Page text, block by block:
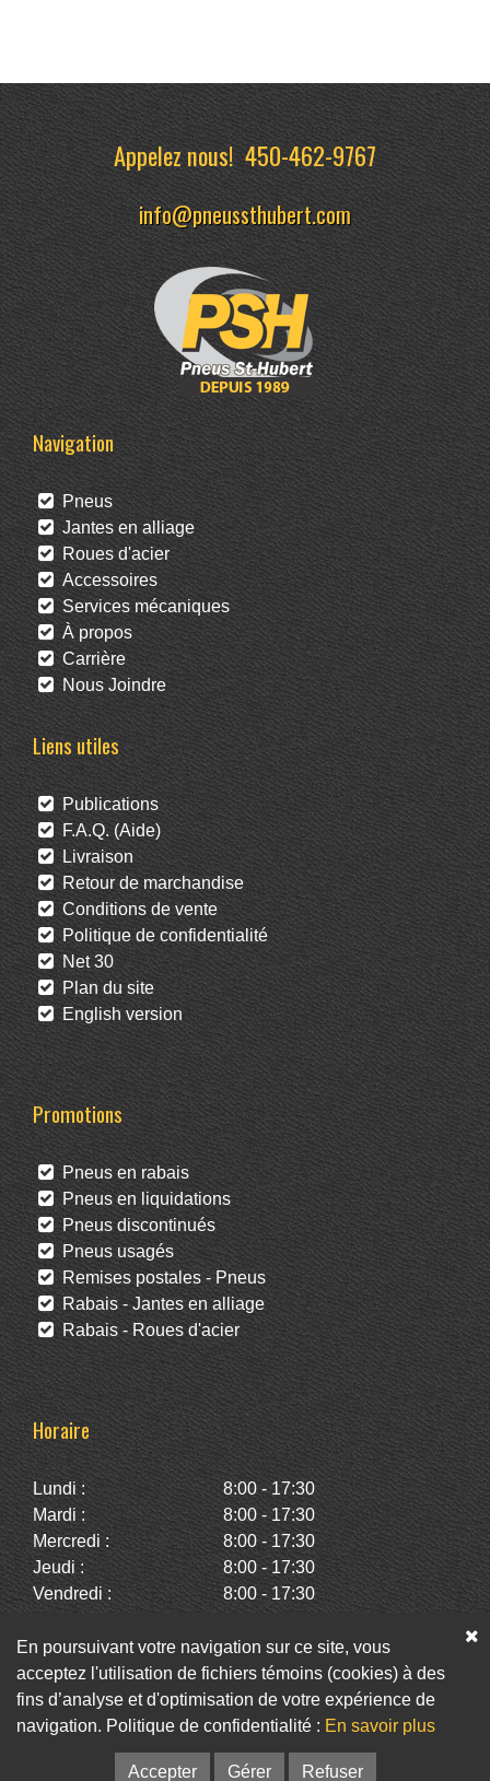
Appelez nous!450-462-9767
info@pneussthubert.com
Navigation
Pneus
Jantes en alliage
Roues d'acier
Accessoires
Services mécaniques
À propos
Carrière
Nous Joindre
Liens utiles
Publications
F.A.Q. (Aide)
Livraison
Retour de marchandise
Conditions de vente
Politique de confidentialité
Net 30
Plan du site
English version
Promotions
Pneus en rabais
Pneus en liquidations
Pneus discontinués
Pneus usagés
Remises postales - Pneus
Rabais - Jantes en alliage
Rabais - Roues d'acier
Horaire
Lundi :
8:00 - 17:30
Mardi :
8:00 - 17:30
Mercredi :
8:00 - 17:30
Jeudi :
8:00 - 17:30
Vendredi :
8:00 - 17:30
Dimanche :
Fermé
Facebook Twitter Infolettre
© Pneus St-Hubert • Web : Option PME
En poursuivant votre navigation sur ce site, vous
acceptez l'utilisation de fichiers témoins (cookies) à des
fins d’analyse et d'optimisation de votre expérience de
navigation. Politique de confidentialité : En savoir plus
Accepter Gérer Refuser